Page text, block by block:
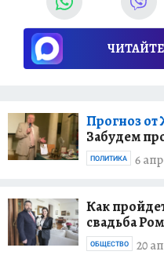
Прогноз от
Забудем
6
ПОЛИТИКА
Как
свадьба
20
ОБЩЕСТВО